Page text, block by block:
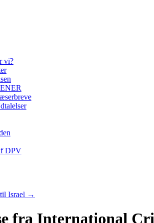
vi?
DPV
Israel →
fra International